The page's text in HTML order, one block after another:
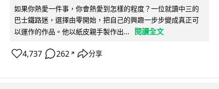
如果你熱愛一件事，你會熱愛到怎樣的程度？一位就讀中三的
巴士鐵路迷，選擇由零開始，把自己的興趣一步步變成真正可
以運作的作品。他以紙皮親手製作出...
閱讀全文
4,737 262 ↗ 分享